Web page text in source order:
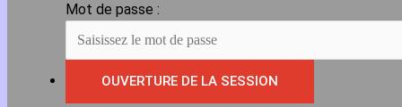
Mot de passe :